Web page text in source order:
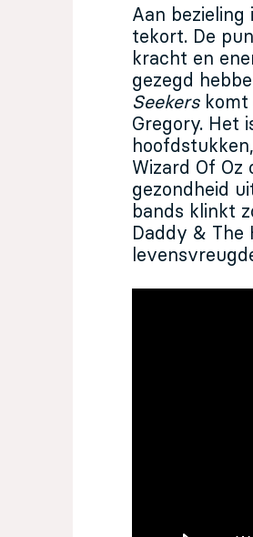
Aan bezieling
tekort. De
kracht en
gezegd
Seekerskomt
Gregory. Het
Wizard Of
gezondheid
bands klinkt
Daddy &